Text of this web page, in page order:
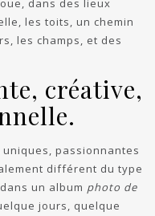
dans des lieux
les toits, un chemin
les champs, et des
créative,
uniques, passionnantes
différent du type
un album photo de
jours, quelque